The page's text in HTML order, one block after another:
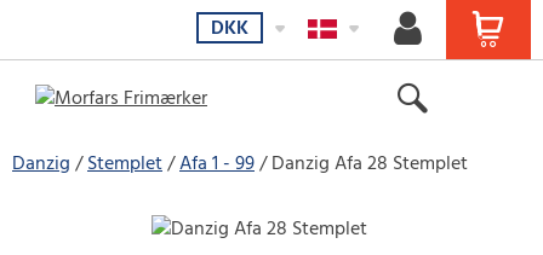
DKK
Danzig Stemplet Afa 1 - 99 Danzig Afa 28 Stemplet